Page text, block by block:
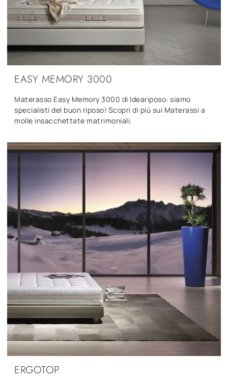
EASY MEMORY 3000
Materasso Easy Memory 3000 di Ideariposo: siamo
specialisti del buon riposo! Scopri di più sui Materassi a
molle insacchettate matrimoniali.
ERGOTOP